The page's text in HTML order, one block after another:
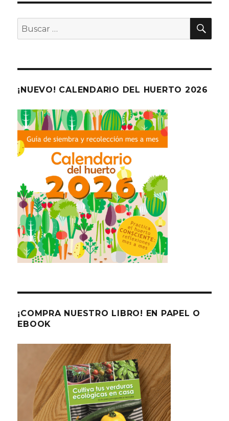
Buscar
por:
¡NUEVO! CALENDARIO DEL HUERTO 2026
¡COMPRA NUESTRO LIBRO! EN PAPEL O
EBOOK